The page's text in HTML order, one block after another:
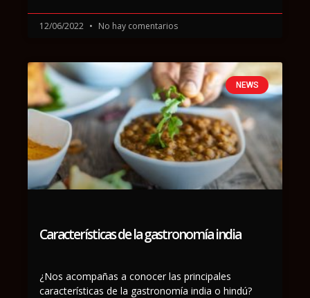
12/06/2022 No hay comentarios
NEWS
Características de la gastronomía india
¿Nos acompañas a conocer las principales
características de la gastronomía india o hindú?